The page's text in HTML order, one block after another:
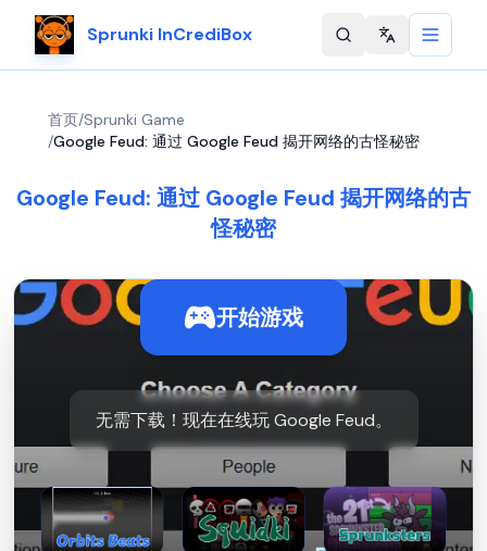
Sprunki InCrediBox Change
首页/Sprunki Game
/Google Feud: 通过 Google Feud 揭开网络的古怪秘密
Google Feud: 通过 Google Feud 揭开网络的古
怪秘密
开始游戏
无需下载！现在在线玩 Google Feud。